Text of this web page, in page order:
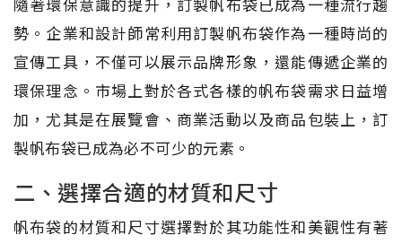
隨著環保意識的提升，訂製帆布袋已成為一種流行趨
勢。企業和設計師常利用訂製帆布袋作為一種時尚的
宣傳工具，不僅可以展示品牌形象，還能傳遞企業的
環保理念。市場上對於各式各樣的帆布袋需求日益增
加，尤其是在展覽會、商業活動以及商品包裝上，訂
製帆布袋已成為必不可少的元素。
二、選擇合適的材質和尺寸
帆布袋的材質和尺寸選擇對於其功能性和美觀性有著